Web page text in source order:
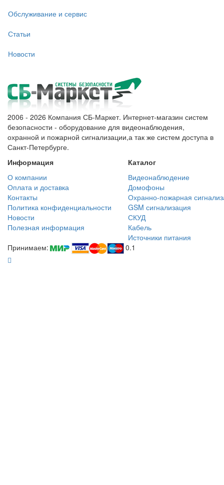
Обслуживание и сервис
Статьи
Новости
2006 - 2026 Компания СБ-Маркет. Интернет-магазин систем
безопасности - оборудование для видеонаблюдения,
охранной и пожарной сигнализации,а так же систем доступа в
Санкт-Петербурге.
Информация
Каталог
О компании
Видеонаблюдение
Оплата и доставка
Домофоны
Контакты
Охранно-пожарная
Политика конфиденциальности
GSM сигнализация
Новости
СКУД
Полезная информация
Кабель
Источники питания
Принимаем:
0.1